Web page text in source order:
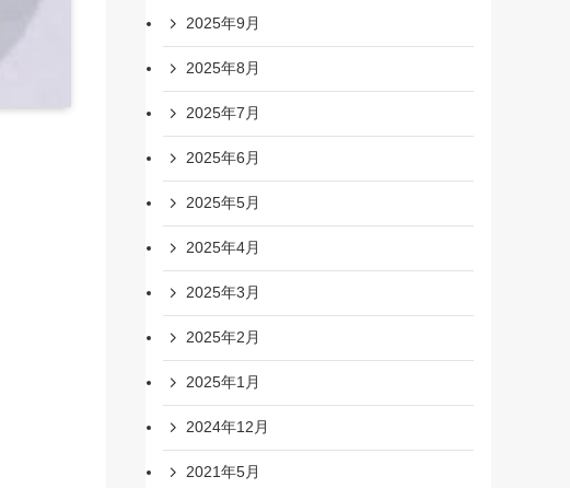
2025年9月
2025年8月
2025年7月
2025年6月
2025年5月
2025年4月
2025年3月
2025年2月
2025年1月
2024年12月
2021年5月